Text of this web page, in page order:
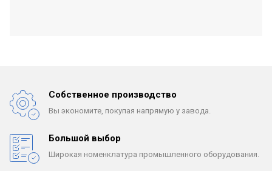
Собственное производство
Вы экономите, покупая напрямую у завода.
Большой выбор
Широкая номенклатура промышленного оборудования.